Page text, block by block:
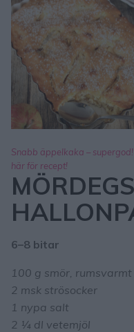
Snabb äppelkaka –
här för recept!
6–8 bitar
100 g smör, rumsvarmt
2 msk strösocker
1 nypa salt
2 ¼ dl vetemjöl